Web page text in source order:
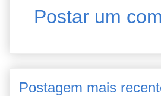
Postar um
Postagem mais